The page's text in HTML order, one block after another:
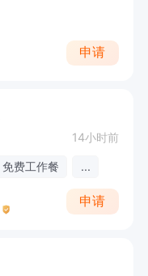
申请
14小时前
免费工作餐 ...
申请